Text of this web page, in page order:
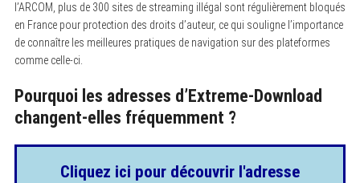
l’ARCOM, plus de 300 sites de streaming illégal sont régulièrement bloqués
en France pour protection des droits d’auteur, ce qui souligne l’importance
de connaître les meilleures pratiques de navigation sur des plateformes
comme celle-ci.
Pourquoi les adresses d’Extreme-Download
changent-elles fréquemment ?
Cliquez ici pour découvrir l'adresse